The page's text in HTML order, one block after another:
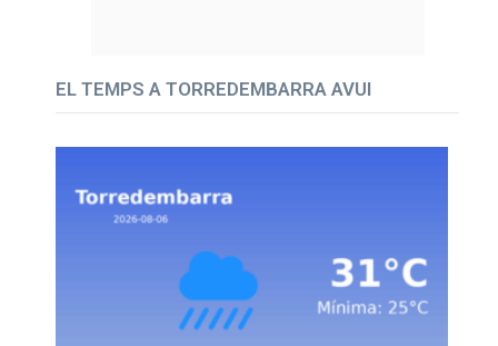
EL TEMPS A TORREDEMBARRA AVUI